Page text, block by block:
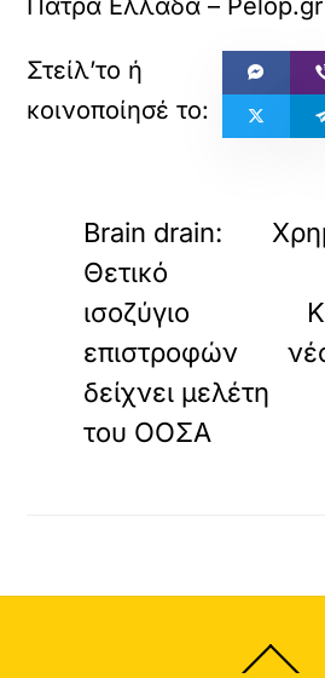
Πάτρα Ελλάδα – Pelop.gr
Brain drain:
Θετικό
ισοζύγιο
επιστροφών
δείχνει μελέτη
του ΟΟΣΑ
Back